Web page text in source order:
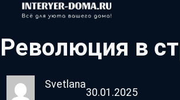
Революция в
Svetlana
30.01.2025